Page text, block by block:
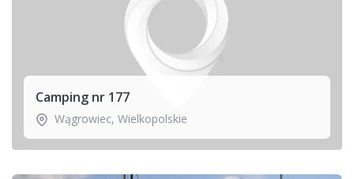
Camping nr 177
Wągrowiec, Wielkopolskie